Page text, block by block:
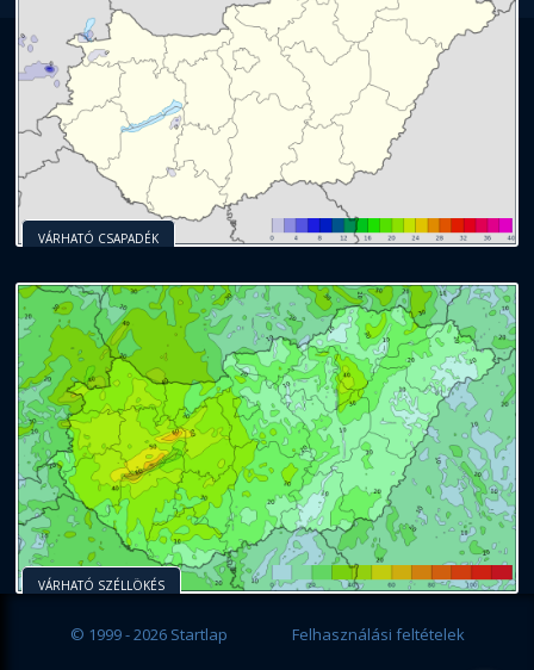
VÁRHATÓ CSAPADÉK
VÁRHATÓ SZÉLLÖKÉS
© 1999 - 2026 Startlap Felhasználási feltételek